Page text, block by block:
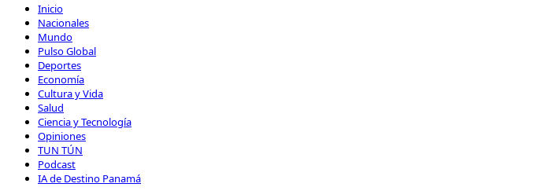
Inicio
Nacionales
Mundo
Pulso Global
Deportes
Economía
Cultura y Vida
Salud
Ciencia y Tecnología
Opiniones
TUN TÚN
Podcast
IA de Destino Panamá